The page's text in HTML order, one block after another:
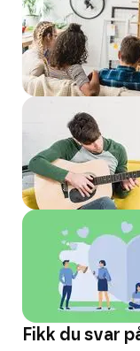
Fikk du svar